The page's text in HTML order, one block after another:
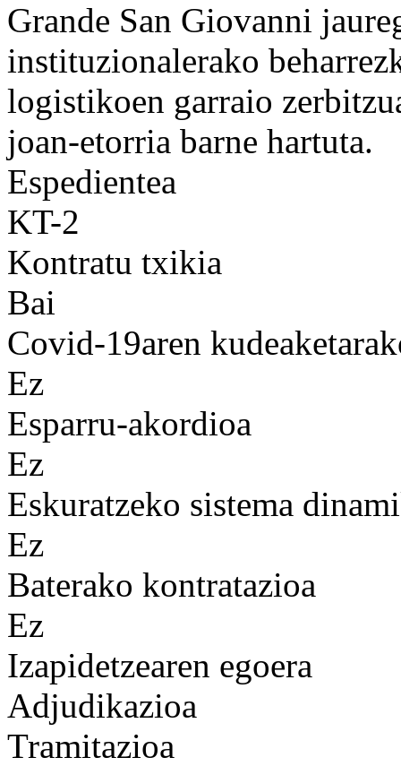
Grande San Giovanni
instituzionalerako
logistikoen garraio
joan-etorria barne hartuta.
Espedientea
KT-2
Kontratu txikia
Bai
Covid-19aren
Ez
Esparru-akordioa
Ez
Eskuratzeko sistema
Ez
Baterako kontratazioa
Ez
Izapidetzearen egoera
Adjudikazioa
Tramitazioa